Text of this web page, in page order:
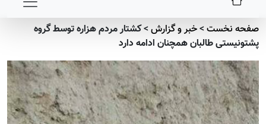
صفحه نخست>خبر و گزارش>کشتار مردم هزاره توسط گروه
پشتونیستی طالبان همچنان ادامه دارد